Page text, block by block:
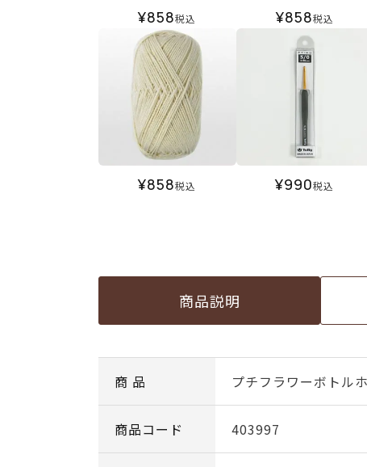
¥858税込 ¥858税込
¥858税込 ¥990税込
商品説明
商 品 プチフラワーボトル
商品コード 403997